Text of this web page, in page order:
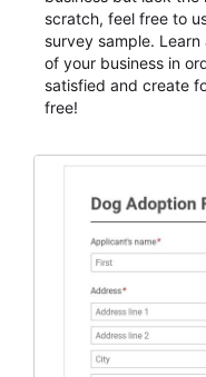
scratch, feel free to
survey sample.
of your business in
satisfied and create
free!